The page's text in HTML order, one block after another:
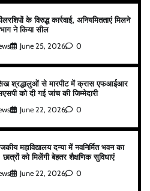
के विरुद्ध कार्रवाई, अनियमितताएं मिलने
ने किया सील
June 25, 2026 0
श्रद्धालुओं से मारपीट में क्रास एफआईआर
को दी गई जांच की जिम्मेदारी
June 22, 2026 0
महाविद्यालय दन्या में नवनिर्मित भवन का
छात्रों को मिलेंगी बेहतर शैक्षणिक सुविधाएं
June 22, 2026 0